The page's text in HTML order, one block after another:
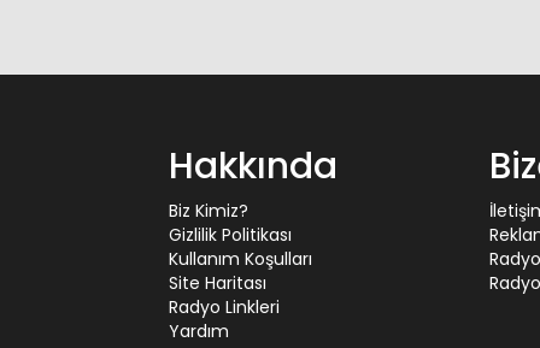
Hakkında
Biz Kimiz?
Gizlilik Politikası
Kullanım Koşulları
Site Haritası
Radyo Linkleri
Yardım